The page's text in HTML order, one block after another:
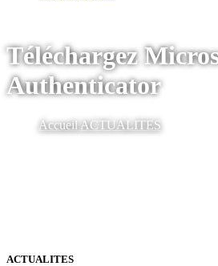
Téléchargez
Authenticator
AccueilACTUALITES
ACTUALITES